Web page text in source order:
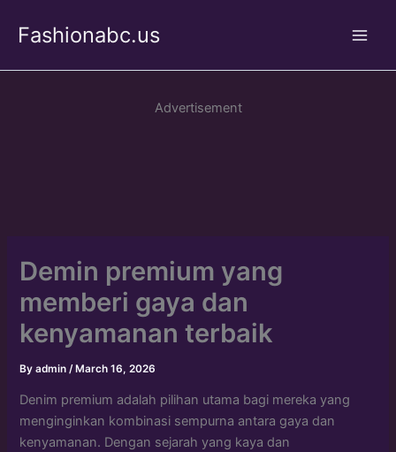
Fashionabc.us
Advertisement
Demin premium yang
memberi gaya dan
kenyamanan terbaik
Byadmin /March 16, 2026
Denim premium adalah pilihan utama bagi mereka yang
menginginkan kombinasi sempurna antara gaya dan
kenyamanan. Dengan sejarah yang kaya dan